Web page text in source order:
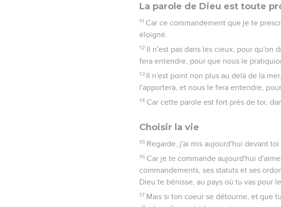
La parole de Dieu est toute
11 Car ce commandement que je te
éloigné.
12 Il n'est pas dans les cieux, pour qu'on
fera entendre, pour que nous le
13 Il n'est point non plus au delà de la
l'apportera, et nous le fera entendre,
14 Car cette parole est fort près de toi,
Choisir la vie
15 Regarde, j'ai mis aujourd'hui devant
16 Car je te commande aujourd'hui
commandements, ses statuts et ses
Dieu te bénisse, au pays où tu vas pour
17 Mais si ton coeur se détourne, et que